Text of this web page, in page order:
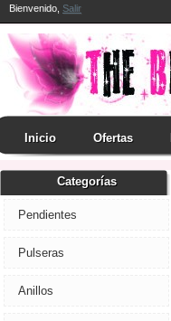
Bienvenido, Salir
Inicio Ofertas
Categorías
Pendientes
Pulseras
Anillos